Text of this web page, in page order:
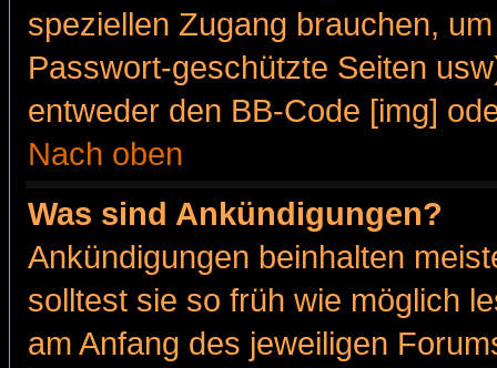
speziellen Zugang brauchen,
Passwort-geschützte Seiten
entweder den BB-Code [img]
Nach oben
Was sind Ankündigungen?
Ankündigungen beinhalten
solltest sie so früh wie möglich
am Anfang des jeweiligen